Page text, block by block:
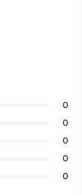
0
0
0
0
0